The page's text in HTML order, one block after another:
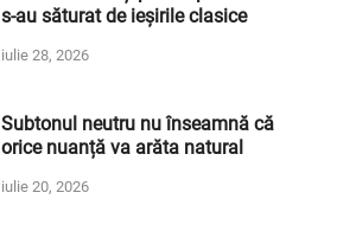
s-au săturat de ieșirile clasice
iulie 28, 2026
Subtonul neutru nu înseamnă că
orice nuanță va arăta natural
iulie 20, 2026